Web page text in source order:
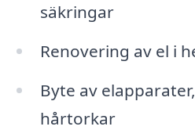
säkringar
Renovering av el i
Byte av
hårtorkar